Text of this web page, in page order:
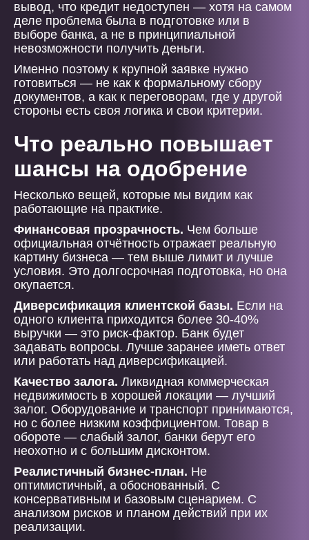
вывод, что кредит недоступен — хотя на самом
деле проблема была в подготовке или в
выборе банка, а не в принципиальной
невозможности получить деньги.
Именно поэтому к крупной заявке нужно
готовиться — не как к формальному сбору
документов, а как к переговорам, где у другой
стороны есть своя логика и свои критерии.
Что реально повышает
шансы на одобрение
Несколько вещей, которые мы видим как
работающие на практике.
Финансовая прозрачность. Чем больше
официальная отчётность отражает реальную
картину бизнеса — тем выше лимит и лучше
условия. Это долгосрочная подготовка, но она
окупается.
Диверсификация клиентской базы. Если на
одного клиента приходится более 30-40%
выручки — это риск-фактор. Банк будет
задавать вопросы. Лучше заранее иметь ответ
или работать над диверсификацией.
Качество залога. Ликвидная коммерческая
недвижимость в хорошей локации — лучший
залог. Оборудование и транспорт принимаются,
но с более низким коэффициентом. Товар в
обороте — слабый залог, банки берут его
неохотно и с большим дисконтом.
Реалистичный бизнес-план. Не
оптимистичный, а обоснованный. С
консервативным и базовым сценарием. С
анализом рисков и планом действий при их
реализации.